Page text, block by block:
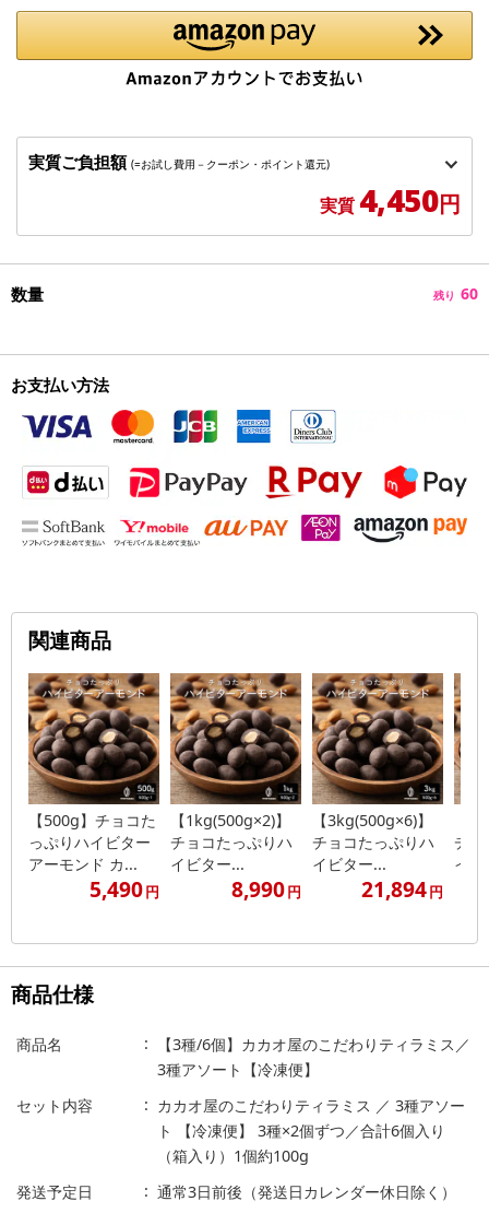
実質ご負担額 (=お試し費用－クーポン・ポイント還元)
実質 4,450円
数量 残り 60
お支払い方法
関連商品
【500g】チョコた
っぷりハイビター
アーモンド カ...
5,490円
【1kg(500g×2)】
チョコたっぷりハ
イビター...
8,990円
【3kg(500g×6)】
チョコたっぷりハ
イビター...
21,894円
チョ
イ
商品仕様
商品名
【3種/6個】カカオ屋のこだわりティラミス／
3種アソート【冷凍便】
セット内容
カカオ屋のこだわりティラミス ／ 3種アソー
ト 【冷凍便】 3種×2個ずつ／合計6個入り
（箱入り）1個約100g
発送予定日
通常3日前後（発送日カレンダー休日除く）